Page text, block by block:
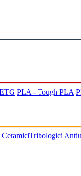
PLA - Tough PLA
Tribologici